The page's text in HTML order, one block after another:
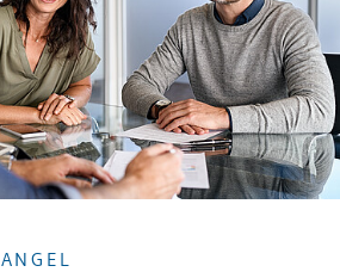
Unternehmen wachsen möchten.
der wirtschaftliche Status quo
brauchen Organisationen
derzeit noch. Doch es herrscht